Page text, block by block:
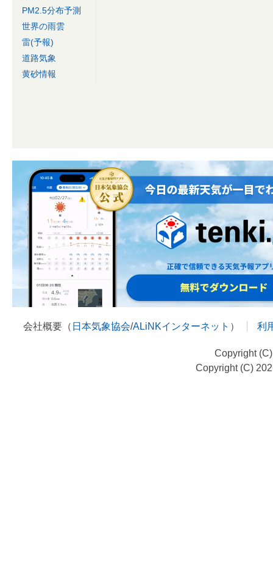
PM2.5分布予測
世界の雨雲
雷(予報)
道路気象
黄砂情報
会社概要（ 日本気象協会/ALiNKインターネット ） 利
Copyright
Copyright (C)